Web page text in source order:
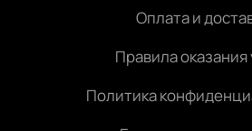
Оплата и
Правила оказания
Политика